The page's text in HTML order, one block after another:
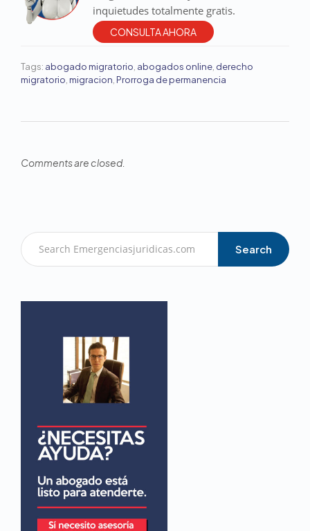
inquietudes totalmente gratis.
CONSULTA AHORA
Tags: abogado migratorio abogados online derecho
migratorio migracion Prorroga de permanencia
Comments are closed.
Search